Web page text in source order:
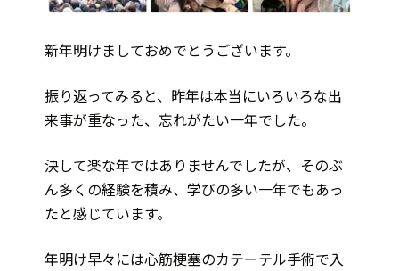
新年明けましておめでとうございます。
振り返ってみると、昨年は本当にいろいろな出
来事が重なった、忘れがたい一年でした。
決して楽な年ではありませんでしたが、そのぶ
ん多くの経験を積み、学びの多い一年でもあっ
たと感じています。
年明け早々には心筋梗塞のカテーテル手術で入